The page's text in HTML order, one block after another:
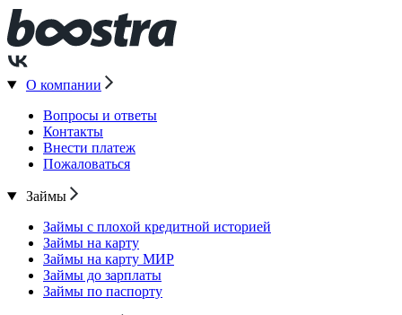
О компании
Вопросы и ответы
Контакты
Внести платеж
Пожаловаться
Займы
Займы с плохой кредитной историей
Займы на карту
Займы на карту МИР
Займы до зарплаты
Займы по паспорту